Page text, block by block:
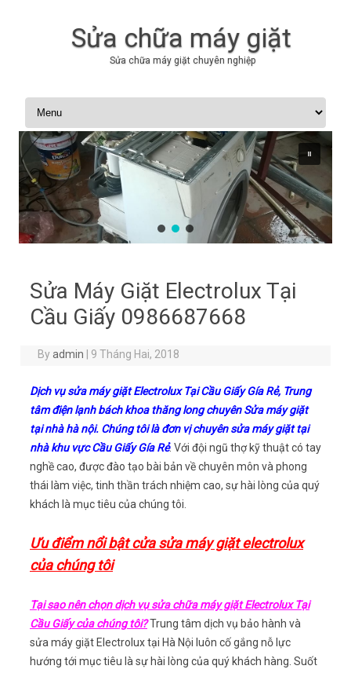
Sửa chữa máy giặt
Sửa chữa máy giặt chuyên nghiệp
Skip to content
Sửa Máy Giặt Electrolux Tại
Cầu Giấy 0986687668
Byadmin 9 Tháng Hai, 2018
Dịch vụ sửa máy giặt Electrolux Tại Cầu Giấy Gía Rẻ, Trung
tâm điện lạnh bách khoa thăng long chuyên Sửa máy giặt
tại nhà hà nội. Chúng tôi là đơn vị chuyên sửa máy giặt tại
nhà khu vực Cầu Giấy Gía Rẻ. Với đội ngũ thợ kỹ thuật có tay
nghề cao, được đào tạo bài bản về chuyên môn và phong
thái làm việc, tinh thần trách nhiệm cao, sự hài lòng của quý
khách là mục tiêu của chúng tôi.
Ưu điểm nổi bật cửa sửa máy giặt electrolux
của chúng tôi
Tại sao nên chọn dịch vụ sửa chữa máy giặt Electrolux Tại
Cầu Giấy của chúng tôi?Trung tâm dịch vụ bảo hành và
sửa máy giặt Electrolux tại Hà Nội luôn cố gắng nỗ lực
hướng tới mục tiêu là sự hài lòng của quý khách hàng. Suốt